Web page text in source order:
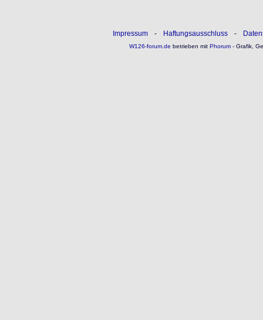
Impressum - Haftungsausschluss -
W126-forum.de betrieben mitPhorum- Grafik,